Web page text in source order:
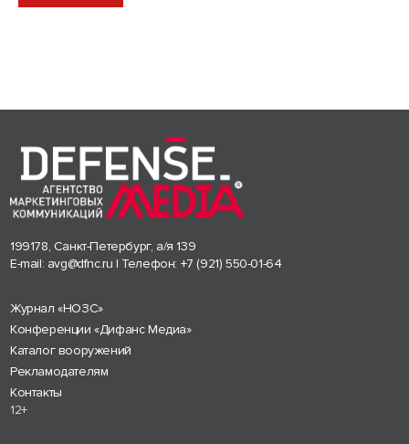
199178, Санкт-Петербург, а/я 139
E-mail: avg@dfnc.ru | Телефон: +7 (921) 550-01-64
Журнал «НОЗС»
Конференции «Дифанс Медиа»
Каталог вооружений
Рекламодателям
Контакты
12+